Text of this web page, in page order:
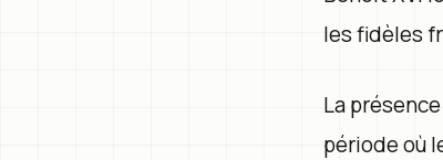
les fidèles
La
période où